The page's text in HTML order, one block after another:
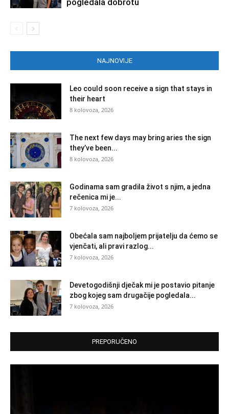
pogledala dobrotu
NAJNOVIJE
Leo could soon receive a sign that stays in
their heart
8 kolovoza, 2026
The next few days may bring aries the sign
they’ve been...
8 kolovoza, 2026
Godinama sam gradila život s njim, a jedna
rečenica mi je...
7 kolovoza, 2026
Obećala sam najboljem prijatelju da ćemo se
vjenčati, ali pravi razlog...
7 kolovoza, 2026
Devetogodišnji dječak mi je postavio pitanje
zbog kojeg sam drugačije pogledala...
7 kolovoza, 2026
PREPORUČENO